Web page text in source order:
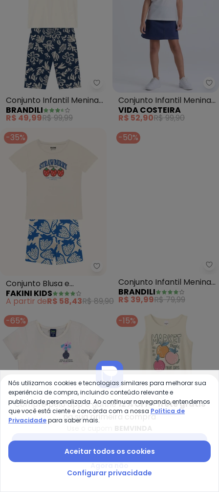
Brandili - Conjunto Infantil
Conjunto Infantil Menina
com Strass (Bege)
BRANDILI
R$ 49,99R$ 99,99
Conjunto Infantil Menina
Princess Saia (Off White)
VIDA COSTEIRA
R$ 52,90R$ 99,90
-35%
Fakini Kids - Conjunto Blusa e
Conjunto Blusa e
Bermuda Ciclista (Bege)
FAKINI KIDS
A partir deR$ 58,43R$ 89,90
-50%
Conjunto Infantil Menina
de Coqueiros (Bege)
BRANDILI
R$ 39,99R$ 79,99
-65%
Bee Loop - Conjunto Cropped
Conjunto Cropped e
Short-Saia Floral (Bege)
-15%
Conjunto Market com
Glitter (Off White)
MALWEE KIDS
Compre pelo app e ganhe12% OFF + frete grátis
na sua primeira compra
Nós utilizamos cookies e tecnologias similares para melhorar sua
experiência de compra, incluindo conteúdo relevante e
publicidade personalizada. Ao continuar navegando, entendemos
que você está ciente e concorda com a nossa Política de
Privacidadepara saber mais.
Aceitar todos os cookies
Configurar privacidade